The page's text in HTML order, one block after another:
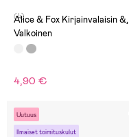
(4)
Alice & Fox Kirjainvalaisin &,
Valkoinen
4,90 €
Uutuus
Ilmaiset toimituskulut